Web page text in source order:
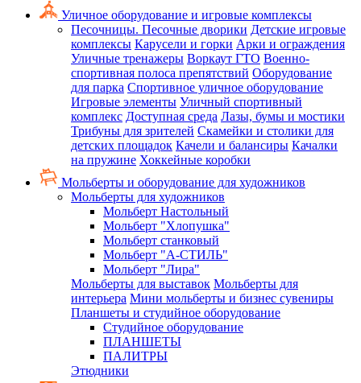
Уличное оборудование и игровые комплексы
Песочницы. Песочные дворики Детские игровые
комплексы Карусели и горки Арки и ограждения
Уличные тренажеры Воркаут ГТО Военно-
спортивная полоса препятствий Оборудование
для парка Спортивное уличное оборудование
Игровые элементы Уличный спортивный
комплекс Доступная среда Лазы, бумы и мостики
Трибуны для зрителей Скамейки и столики для
детских площадок Качели и балансиры Качалки
на пружине Хоккейные коробки
Мольберты и оборудование для художников
Мольберты для художников
Мольберт Настольный
Мольберт "Хлопушка"
Мольберт станковый
Мольберт "А-СТИЛЬ"
Мольберт "Лира"
Мольберты для выставок Мольберты для
интерьера Мини мольберты и бизнес сувениры
Планшеты и студийное оборудование
Студийное оборудование
ПЛАНШЕТЫ
ПАЛИТРЫ
Этюдники